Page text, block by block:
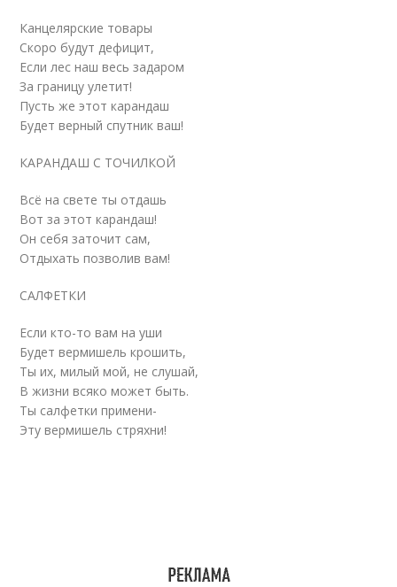
Канцелярские товары
Скоро будут дефицит,
Если лес наш весь задаром
За границу улетит!
Пусть же этот карандаш
Будет верный спутник ваш!
КАРАНДАШ С ТОЧИЛКОЙ
Всё на свете ты отдашь
Вот за этот карандаш!
Он себя заточит сам,
Отдыхать позволив вам!
САЛФЕТКИ
Если кто-то вам на уши
Будет вермишель крошить,
Ты их, милый мой, не слушай,
В жизни всяко может быть.
Ты салфетки примени-
Эту вермишель стряхни!